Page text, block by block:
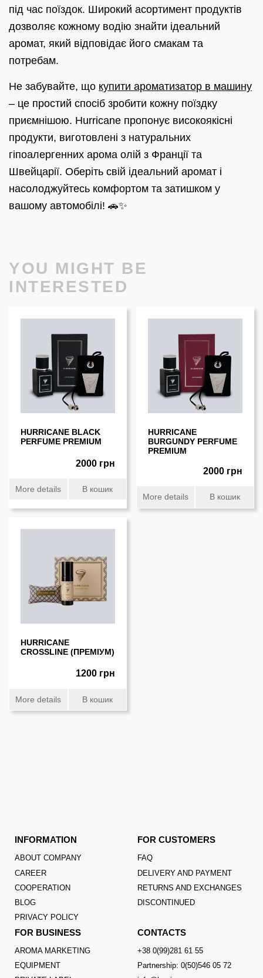
під час поїздок. Широкий асортимент продуктів
дозволяє кожному водію знайти ідеальний
аромат, який відповідає його смакам та
потребам.
Не забувайте, що купити ароматизатор в машину
– це простий спосіб зробити кожну поїздку
приємнішою. Hurricane пропонує високоякісні
продукти, виготовлені з натуральних
гіпоалергенних арома олій з Франції та
Швейцарії. Оберіть свій ідеальний аромат і
насолоджуйтесь комфортом та затишком у
вашому автомобілі! 🚗✨
YOU MIGHT BE
INTERESTED
HURRICANE BLACK
PERFUME PREMIUM
2000 грн
More details В кошик
HURRICANE
BURGUNDY PERFUME
PREMIUM
2000 грн
More details В кошик
HURRICANE
CROSSLINE (ПРЕМІУМ)
1200 грн
More details В кошик
INFORMATION
ABOUT COMPANY
CAREER
COOPERATION
BLOG
PRIVACY POLICY
FOR CUSTOMERS
FAQ
DELIVERY AND PAYMENT
RETURNS AND EXCHANGES
DISCONTINUED
FOR BUSINESS
AROMA MARKETING
EQUIPMENT
CONTACTS
+38 0(99)281 61 55
Partnership: 0(50)546 05 72